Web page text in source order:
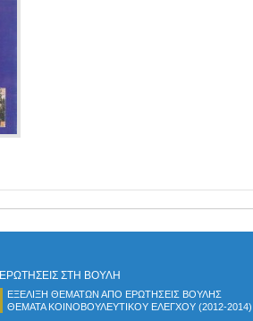
ΕΡΩΤΗΣΕΙΣ ΣΤΗ ΒΟΥΛΗ
ΕΞΕΛΙΞΗ ΘΕΜΑΤΩΝ ΑΠΟ ΕΡΩΤΗΣΕΙΣ ΒΟΥΛΗΣ
ΘΕΜΑΤΑ ΚΟΙΝΟΒΟΥΛΕΥΤΙΚΟΥ ΕΛΕΓΧΟY (2012-2014)